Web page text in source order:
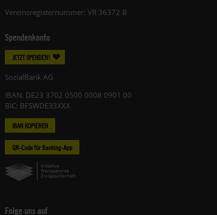
Vereinsregisternummer: VR 36372 B
Spendenkonto
JETZT SPENDEN!
SozialBank AG
IBAN: DE23 3702 0500 0008 0901 00
BIC: BFSWDE33XXX
IBAN KOPIEREN
QR-Code für Banking-App
Folge uns auf